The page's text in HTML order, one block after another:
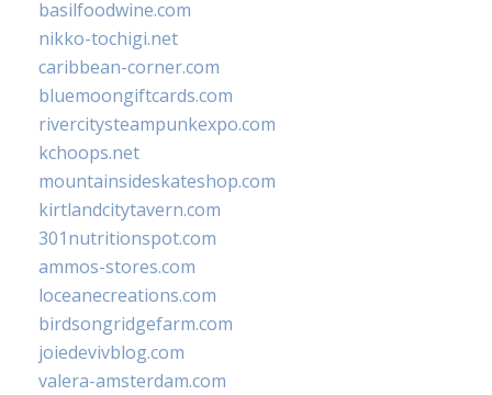
basilfoodwine.com
nikko-tochigi.net
caribbean-corner.com
bluemoongiftcards.com
rivercitysteampunkexpo.com
kchoops.net
mountainsideskateshop.com
kirtlandcitytavern.com
301nutritionspot.com
ammos-stores.com
loceanecreations.com
birdsongridgefarm.com
joiedevivblog.com
valera-amsterdam.com